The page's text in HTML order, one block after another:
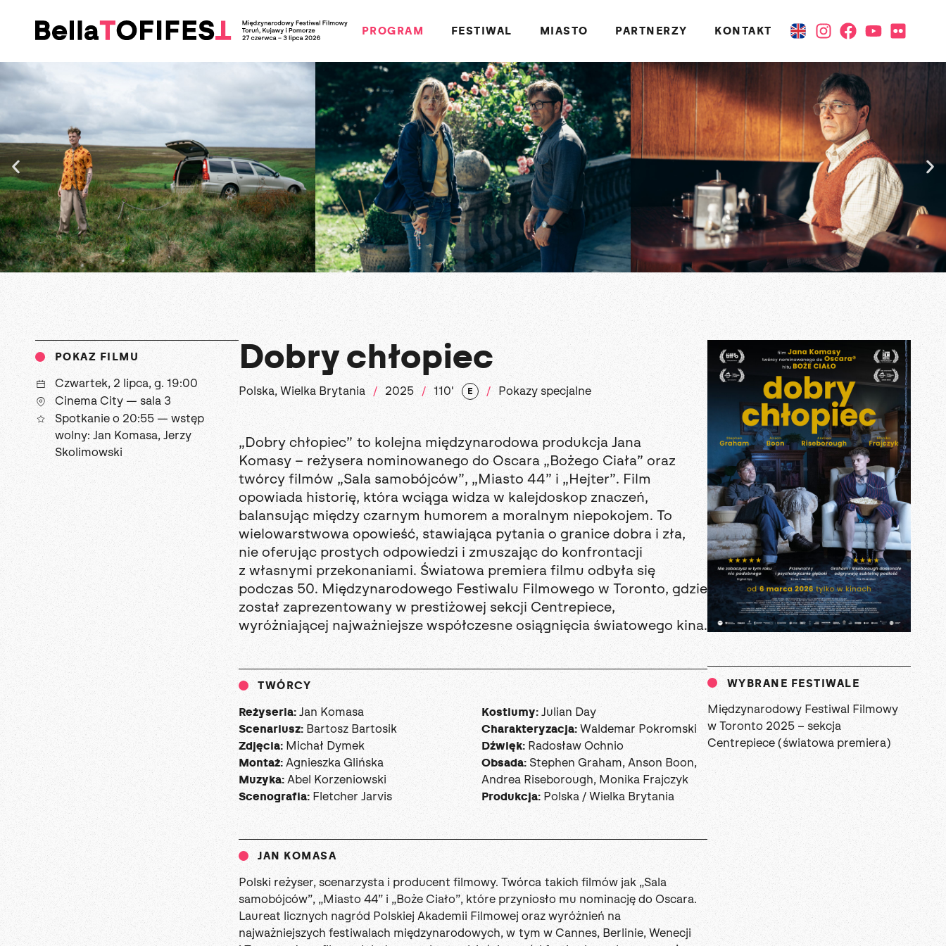
PROGRAM FESTIWAL MIASTO PARTNERZY KONTAKT
POKAZ FILMU
czwartek, 2 lipca, g. 19:00
Cinema City — sala 3
Spotkanie o 20:55 — wstęp
wolny: Jan Komasa, Jerzy
Skolimowski
Dobry chłopiec
Polska, Wielka Brytania 2025 110' E Pokazy specjalne
„Dobry chłopiec” to kolejna międzynarodowa produkcja Jana
Komasy – reżysera nominowanego do Oscara „Bożego Ciała” oraz
twórcy filmów „Sala samobójców”, „Miasto 44” i „Hejter”. Film
opowiada historię, która wciąga widza w kalejdoskop znaczeń,
balansując między czarnym humorem a moralnym niepokojem. To
wielowarstwowa opowieść, stawiająca pytania o granice dobra i zła,
nie oferując prostych odpowiedzi i zmuszając do konfrontacji
z własnymi przekonaniami. Światowa premiera filmu odbyła się
podczas 50. Międzynarodowego Festiwalu Filmowego w Toronto, gdzie
został zaprezentowany w prestiżowej sekcji Centrepiece,
wyróżniającej najważniejsze współczesne osiągnięcia światowego kina.
TWÓRCY
Reżyseria:Jan Komasa
Scenariusz:Bartosz Bartosik
Zdjęcia:Michał Dymek
Montaż:Agnieszka Glińska
Muzyka:Abel Korzeniowski
Scenografia:Fletcher Jarvis
Kostiumy:Julian Day
Charakteryzacja: Waldemar Pokromski
Dźwięk: Radosław Ochnio
Obsada: Stephen Graham, Anson Boon,
Andrea Riseborough, Monika Frajczyk
Produkcja: Polska / Wielka Brytania
JAN KOMASA
Polski reżyser, scenarzysta i producent filmowy. Twórca takich filmów jak „Sala
samobójców”, „Miasto 44” i „Boże Ciało”, które przyniosło mu nominację do Oscara.
Laureat licznych nagród Polskiej Akademii Filmowej oraz wyróżnień na
najważniejszych festiwalach międzynarodowych, w tym w Cannes, Berlinie, Wenecji
WYBRANE FESTIWALE
Międzynarodowy Festiwal Filmowy
w Toronto 2025 – sekcja
Centrepiece (światowa premiera)